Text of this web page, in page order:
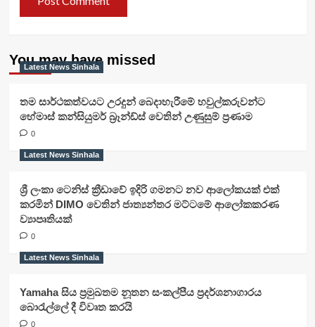
You may have missed
Latest News Sinhala
තම සාර්ථකත්වයට උරදුන් බෙදාහැරීමේ හවුල්කරුවන්ට
හේමාස් කන්සියුමර් බ්‍රෑන්ඩ්ස් වෙතින් උණුසුම් ප්‍රණාම
0
Latest News Sinhala
ශ්‍රී ලංකා ටෙනිස් ක්‍රීඩාවේ ඉදිරි ගමනට නව ආලෝකයක් එක්
කරමින් DIMO වෙතින් ජාත්‍යන්තර මට්ටමේ ආලෝකකරණ
ව්‍යාපෘතියක්
0
Latest News Sinhala
Yamaha සිය ප්‍රමුඛතම නූතන සංකල්පීය ප්‍රදර්ශනාගාරය
බොරැල්ලේ දී විවෘත කරයි
0